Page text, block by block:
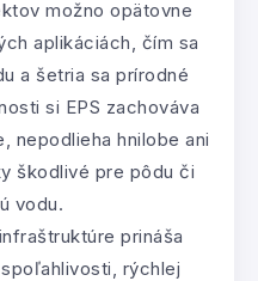
možno opätovne
aplikáciách, čím sa
a šetria sa prírodné
si EPS zachováva
nepodlieha hnilobe ani
škodlivé pre pôdu či
vodu.
prináša
rýchlej